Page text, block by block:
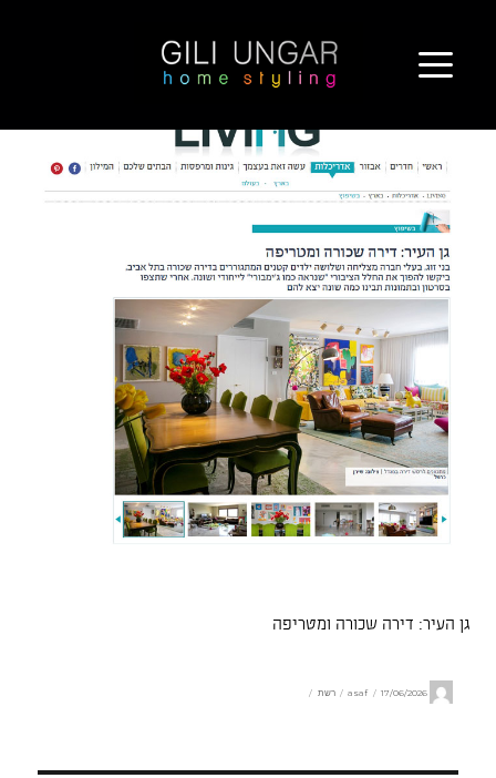
http://www.mako.co.il/living-architecture/local-renovation/Article-
3fee0a03604a941006.htm
גן העיר: דירה שכורה ומטריפה
asafפורסם 17/06/2026 קטגוריות
רשת